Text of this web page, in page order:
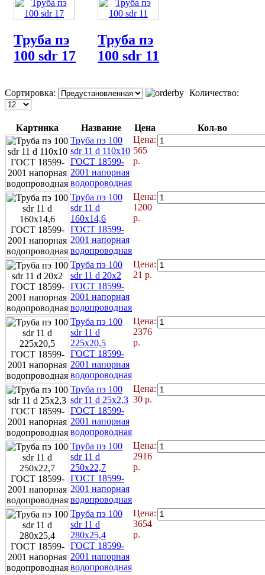
Труба пэ
100 sdr 17
Труба пэ
100 sdr 11
Сортировка: Количество:
Картинка Название Цена
Кол-во
Труба пэ 100
sdr 11 d 110x10
ГОСТ 18599-
2001 напорная
водопроводная
Цена:
565
р.
Труба пэ 100
sdr 11 d
160x14,6
ГОСТ 18599-
2001 напорная
водопроводная
Цена:
1200
р.
Труба пэ 100
sdr 11 d 20x2
ГОСТ 18599-
2001 напорная
водопроводная
Цена:
21 р.
Труба пэ 100
sdr 11 d
225х20,5
ГОСТ 18599-
2001 напорная
водопроводная
Цена:
2376
р.
Труба пэ 100
sdr 11 d 25x2,3
ГОСТ 18599-
2001 напорная
водопроводная
Цена:
30 р.
Труба пэ 100
sdr 11 d
250х22,7
ГОСТ 18599-
2001 напорная
водопроводная
Цена:
2916
р.
Труба пэ 100
sdr 11 d
280x25,4
ГОСТ 18599-
2001 напорная
водопроводная
Цена:
3654
р.